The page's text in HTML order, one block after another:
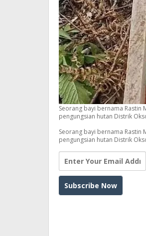
Seorang bayi bernama Rastin
pengungsian hutan Distrik
Seorang bayi bernama Rastin
pengungsian hutan Distrik